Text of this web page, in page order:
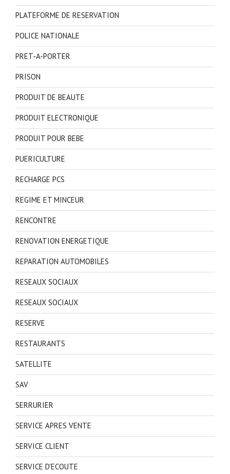
PLATEFORME DE RESERVATION
POLICE NATIONALE
PRET-A-PORTER
PRISON
PRODUIT DE BEAUTE
PRODUIT ELECTRONIQUE
PRODUIT POUR BEBE
PUERICULTURE
RECHARGE PCS
REGIME ET MINCEUR
RENCONTRE
RENOVATION ENERGETIQUE
REPARATION AUTOMOBILES
RESEAUX SOCIAUX
RESEAUX SOCIAUX
RESERVE
RESTAURANTS
SATELLITE
SAV
SERRURIER
SERVICE APRES VENTE
SERVICE CLIENT
SERVICE D'ECOUTE